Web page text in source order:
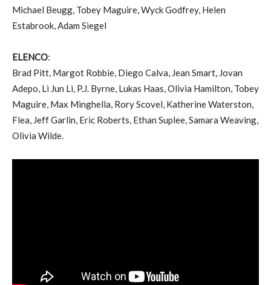
Michael Beugg, Tobey Maguire, Wyck Godfrey, Helen
Estabrook, Adam Siegel
ELENCO:
Brad Pitt, Margot Robbie, Diego Calva, Jean Smart, Jovan
Adepo, Li Jun Li, P.J. Byrne, Lukas Haas, Olivia Hamilton, Tobey
Maguire, Max Minghella, Rory Scovel, Katherine Waterston,
Flea, Jeff Garlin, Eric Roberts, Ethan Suplee, Samara Weaving,
Olivia Wilde.